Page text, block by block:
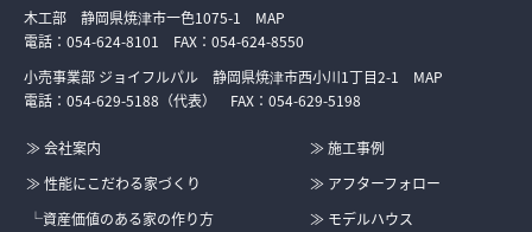
木工部 静岡県焼津市一色1075-1 MAP
電話： 054-624-8101
FAX：054-624-8550
小売事業部 ジョイフルパル 静岡県焼津市西小川1丁目2-1 MAP
電話： 054-629-5188 （代表） FAX： 054-629-5198
≫ 会社案内
≫ 性能にこだわる家づくり
└資産価値のある家の作り方
≫ 施工事例
≫ アフターフォロー
≫ モデルハウス